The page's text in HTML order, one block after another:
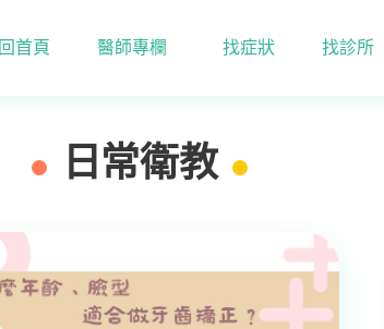
回首頁 醫師專欄 找症狀 找診所
日常衛教